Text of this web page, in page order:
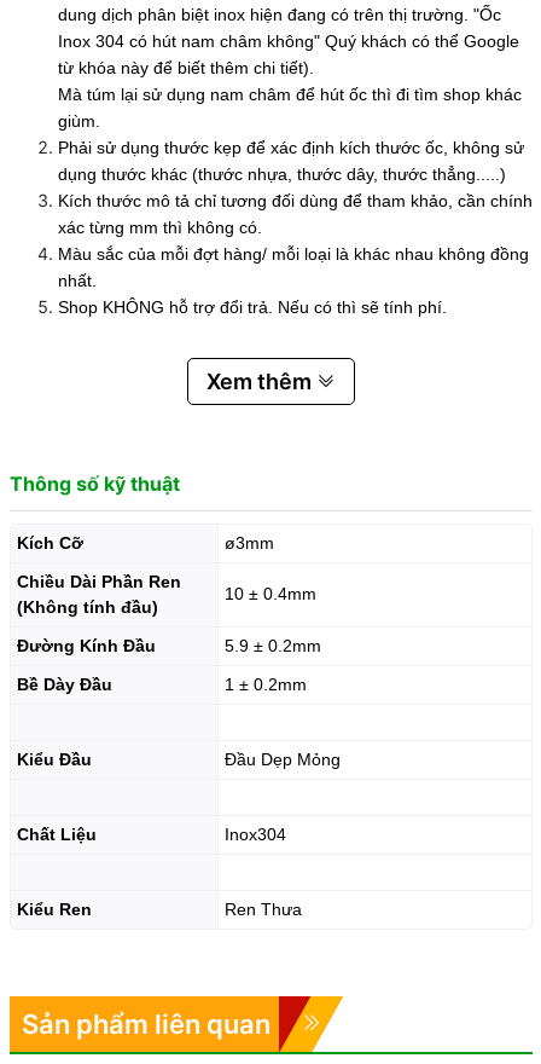
dung dịch phân biệt inox hiện đang có trên thị trường. "Ốc
Inox 304 có hút nam châm không" Quý khách có thể Google
từ khóa này để biết thêm chi tiết).
Mà túm lại sử dụng nam châm để hút ốc thì đi tìm shop khác
giùm.
Phải sử dụng thước kẹp để xác định kích thước ốc, không sử
dụng thước khác (thước nhựa, thước dây, thước thẳng.....)
Kích thước mô tả chỉ tương đối dùng để tham khảo, cần chính
xác từng mm thì không có.
Màu sắc của mỗi đợt hàng/ mỗi loại là khác nhau không đồng
nhất.
Shop KHÔNG hỗ trợ đổi trả. Nếu có thì sẽ tính phí.
Xem thêm
Thông số kỹ thuật
Kích Cỡ
ø3mm
Chiều Dài Phần Ren
(Không tính đầu)
10 ± 0.4mm
Đường Kính Đầu
5.9 ± 0.2mm
Bề Dày Đầu
1 ± 0.2mm
Kiểu Đầu Đầu Dẹp Mỏng
Chất Liệu Inox304
Kiểu Ren Ren Thưa
Sản phẩm liên quan